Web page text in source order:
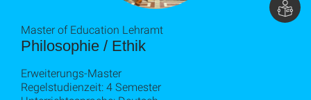
Philosophie / Ethik
Master of Education Lehramt
Erweiterungs-Master
Regelstudienzeit: 4 Semester